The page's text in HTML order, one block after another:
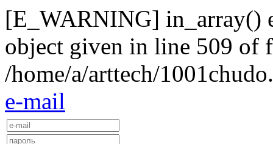
[E_WARNING] in_array()
object given in line 509 of
/home/a/arttech/
e-mail